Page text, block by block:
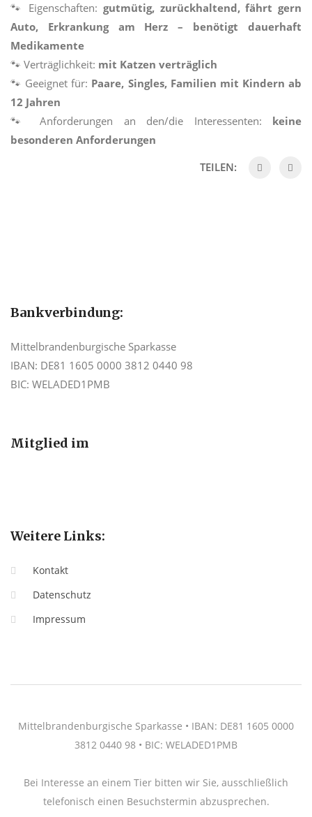
🐾
Eigenschaften:gutmütig, zurückhaltend, fährt gern
Auto, Erkrankung am Herz – benötigt dauerhaft
Medikamente
🐾 Verträglichkeit: mit Katzen verträglich
🐾 Geeignet für: Paare, Singles, Familien mit Kindern ab
12 Jahren
🐾
Anforderungen an den/die Interessenten: keine
besonderen Anforderungen
TEILEN:
Bankverbindung:
Mittelbrandenburgische Sparkasse
IBAN: DE81 1605 0000 3812 0440 98
BIC: WELADED1PMB
Mitglied im
Weitere Links:
Kontakt
Datenschutz
Impressum
Mittelbrandenburgische Sparkasse • IBAN: DE81 1605 0000
3812 0440 98 • BIC: WELADED1PMB
Bei Interesse an einem Tier bitten wir Sie, ausschließlich
telefonisch einen Besuchstermin abzusprechen.